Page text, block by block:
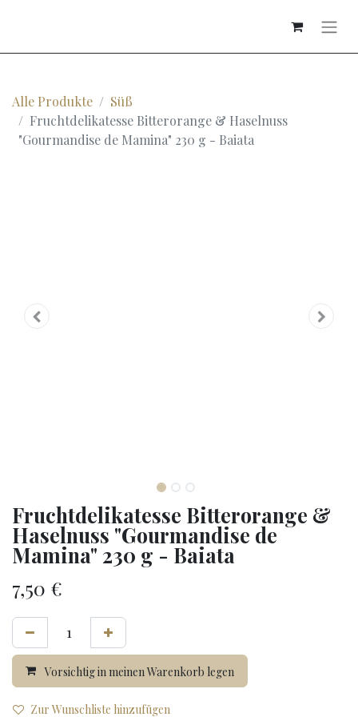
Alle Produkte
Süß
Fruchtdelikatesse Bitterorange & Haselnuss
"Gourmandise de Mamina" 230 g - Baiata
Fruchtdelikatesse Bitterorange &
Haselnuss "Gourmandise de
Mamina" 230 g - Baiata
7,50 €
Vorsichtig in meinen Warenkorb legen
Zur Wunschliste hinzufügen